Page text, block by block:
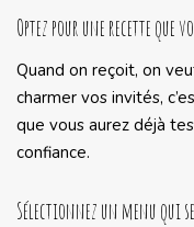
Optez pour une recette que
Quand on reçoit, on
charmer vos invités,
que vous aurez déjà
confiance.
Sélectionnez un menu qui